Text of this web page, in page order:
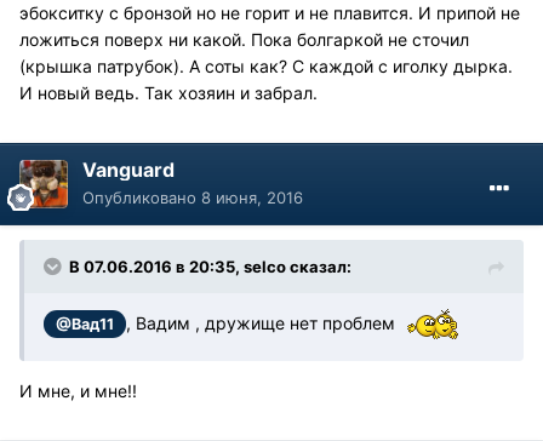
эбокситку с бронзой но не горит и не плавится. И припой не
ложиться поверх ни какой. Пока болгаркой не сточил
(крышка патрубок). А соты как? С каждой с иголку дырка.
И новый ведь. Так хозяин и забрал.
Vanguard
Опубликовано 8 июня, 2016
В 07.06.2016 в 20:35, selco сказал:
@Вад11 , Вадим , дружище нет проблем
И мне, и мне!!